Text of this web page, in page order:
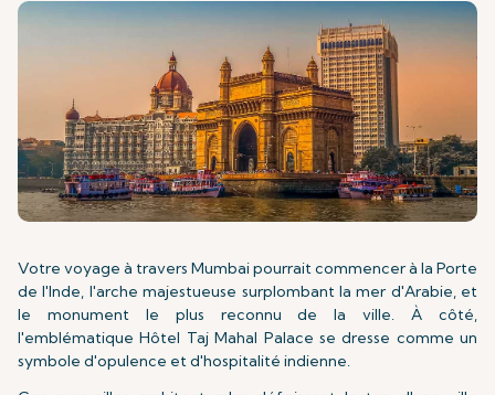
Votre voyage à travers Mumbai pourrait commencer à la Porte
de l'Inde, l'arche majestueuse surplombant la mer d'Arabie, et
le monument le plus reconnu de la ville. À côté,
l'emblématique Hôtel Taj Mahal Palace se dresse comme un
symbole d'opulence et d'hospitalité indienne.